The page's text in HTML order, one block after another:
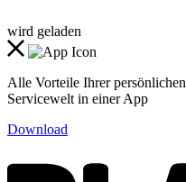
wird geladen
Alle Vorteile Ihrer persönlichen
Servicewelt in einer App
Download